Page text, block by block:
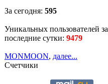
За сегодня: 595
Уникальных пользователей за
последние сутки: 9479
MONMOON, далее...
Счетчики